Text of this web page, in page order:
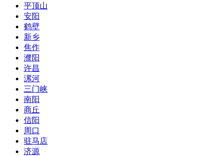
平顶山
安阳
鹤壁
新乡
焦作
濮阳
许昌
漯河
三门峡
南阳
商丘
信阳
周口
驻马店
济源